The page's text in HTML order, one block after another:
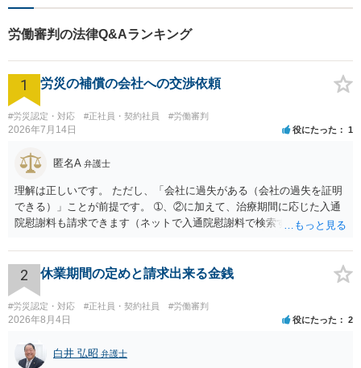
相談ください。
労働審判の法律Q&Aランキング
1 労災の補償の会社への交渉依頼
#労災認定・対応 #正社員・契約社員 #労働審判
2026年7月14日 役にたった 1
匿名A 弁護士
理解は正しいです。 ただし、「会社に過失がある（会社の過失を証明
できる）」ことが前提です。 ➀、②に加えて、治療期間に応じた入通
院慰謝料も請求できます（ネットで入通院慰謝料で検索すると詳しい
後遺障害慰謝料も請求できます。これらは後遺障害の等級、あなたの
収入、年齢等で大きく変わりますので一般的にいくらとは言えませ
ん。 弁護士に依頼する費用はそれぞれの弁護士で異なるので個別に聞
いてみるしかありませんが、旧日弁連規準を使った着手金・成功報酬
方式と着手金ゼロまたは少額で成功報酬大目の方式のどちらかが多い
弁護士に直接面談で相談されることをお勧めします。
2 休業期間の定めと請求出来る金銭
#労災認定・対応 #正社員・契約社員 #労働審判
2026年8月4日 役にたった 2
白井 弘昭 弁護士